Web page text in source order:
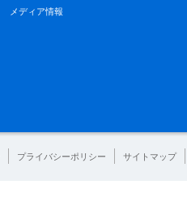
メディア情報
プライバシーポリシー サイトマップ